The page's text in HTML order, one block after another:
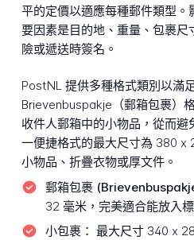
平的定價以適應每種郵件類型
要因素是目的地、重量、包裹
險或遞送時簽名。
PostNL 提供多種格式類別以滿
Brievenbuspakje（郵箱包裹）
收件人郵箱中的小物品，從而
一便捷格式的最大尺寸為 380 x
小物品、折疊衣物或厚文件。
郵箱包裹
32 毫米，完美適合能放入
小包裹： 最大尺寸 340 x